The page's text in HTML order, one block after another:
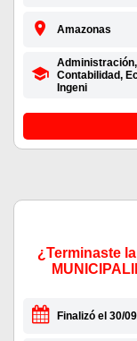
Amazonas
Contabilidad,
Ingeni
¿Terminaste
Finalizó el 30/